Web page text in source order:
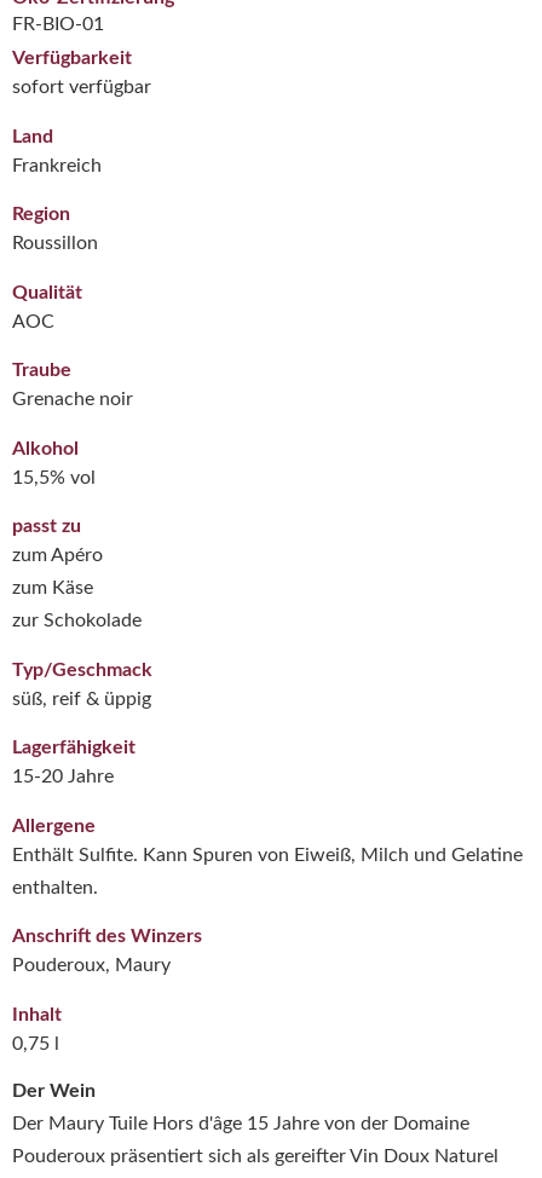
Der Wein
Der Maury Tuile Hors d'âge 15 Jahre von der Domaine
Pouderoux präsentiert sich als gereifter Vin Doux Naturel
FR-BIO-01
Verfügbarkeit
sofort verfügbar
Land
Frankreich
Region
Roussillon
Qualität
AOC
Traube
Grenache noir
Alkohol
15,5% vol
passt zu
zum Apéro
zum Käse
zur Schokolade
Typ/Geschmack
süß, reif & üppig
Lagerfähigkeit
15-20 Jahre
Allergene
Enthält Sulfite. Kann Spuren von Eiweiß, Milch und Gelatine
enthalten.
Anschrift des Winzers
Pouderoux, Maury
Inhalt
0,75 l